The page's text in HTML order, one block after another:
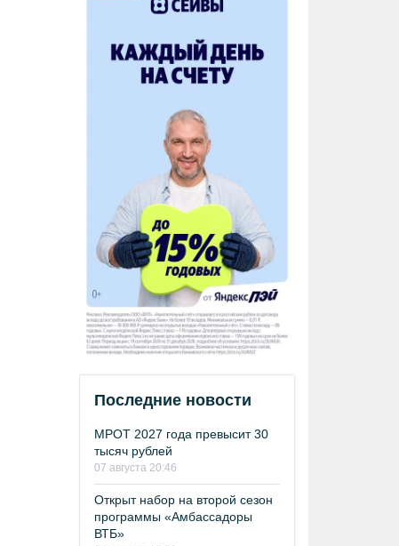
Последние новости
МРОТ 2027 года превысит 30
тысяч рублей
07 августа 20:46
Открыт набор на второй сезон
программы «Амбассадоры
ВТБ»